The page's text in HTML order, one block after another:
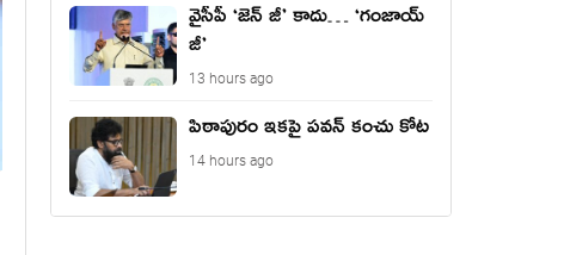
వైసీపీ ‘జెన్ జీ’ కాదు… ‘గంజాయ్
జీ’
13 hours ago
పిఠాపురం ఇకపై పవన్ కంచు కోట
14 hours ago